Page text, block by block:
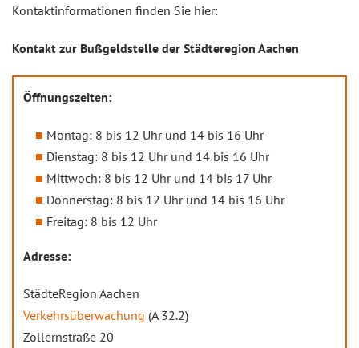
Kontaktinformationen finden Sie hier:
Kontakt zur Bußgeldstelle der Städteregion Aachen
Öffnungszeiten:
Montag: 8 bis 12 Uhr und 14 bis 16 Uhr
Dienstag: 8 bis 12 Uhr und 14 bis 16 Uhr
Mittwoch: 8 bis 12 Uhr und 14 bis 17 Uhr
Donnerstag: 8 bis 12 Uhr und 14 bis 16 Uhr
Freitag: 8 bis 12 Uhr
Adresse:
StädteRegion Aachen
Verkehrsüberwachung (A 32.2)
Zollernstraße 20